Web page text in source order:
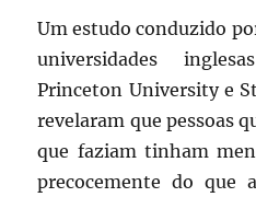
Um estudo conduzido
universidades
Princeton University e
revelaram que pessoas
que faziam tinham
precocemente do que